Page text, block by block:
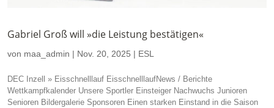
Gabriel Groß will »die Leistung bestätigen«
von maa_admin | Nov. 20, 2025 | ESL
DEC Inzell » Eisschnelllauf EisschnelllaufNews / Berichte
Wettkampfkalender Unsere Sportler Einsteiger Nachwuchs Junioren
Senioren Bildergalerie Sponsoren Einen starken Einstand in die Saison